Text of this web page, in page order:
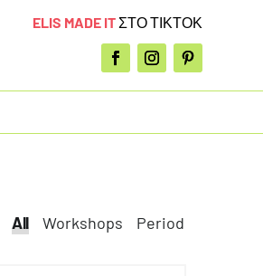
ELIS MADE IT ΣΤΟ ΤΙΚΤΟΚ
All
All Workshops Period